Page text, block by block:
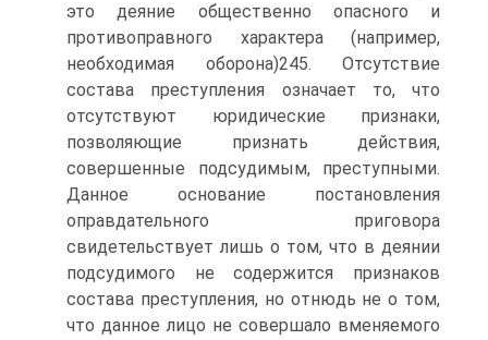
это деяние общественно опасного и
противоправного характера (например,
необходимая оборона)245. Отсутствие
состава преступления означает то, что
отсутствуют юридические признаки,
позволяющие признать действия,
совершенные подсудимым, преступными.
Данное основание постановления
оправдательного приговора
свидетельствует лишь о том, что в деянии
подсудимого не содержится признаков
состава преступления, но отнюдь не о том,
что данное лицо не совершало вменяемого